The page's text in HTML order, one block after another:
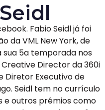
Fabio Seidl já foi
da VML New York, de
sua 5a temporada nos
Director da 360i
Diretor Executivo de
Seidl tem no currículo
e outros prêmios como